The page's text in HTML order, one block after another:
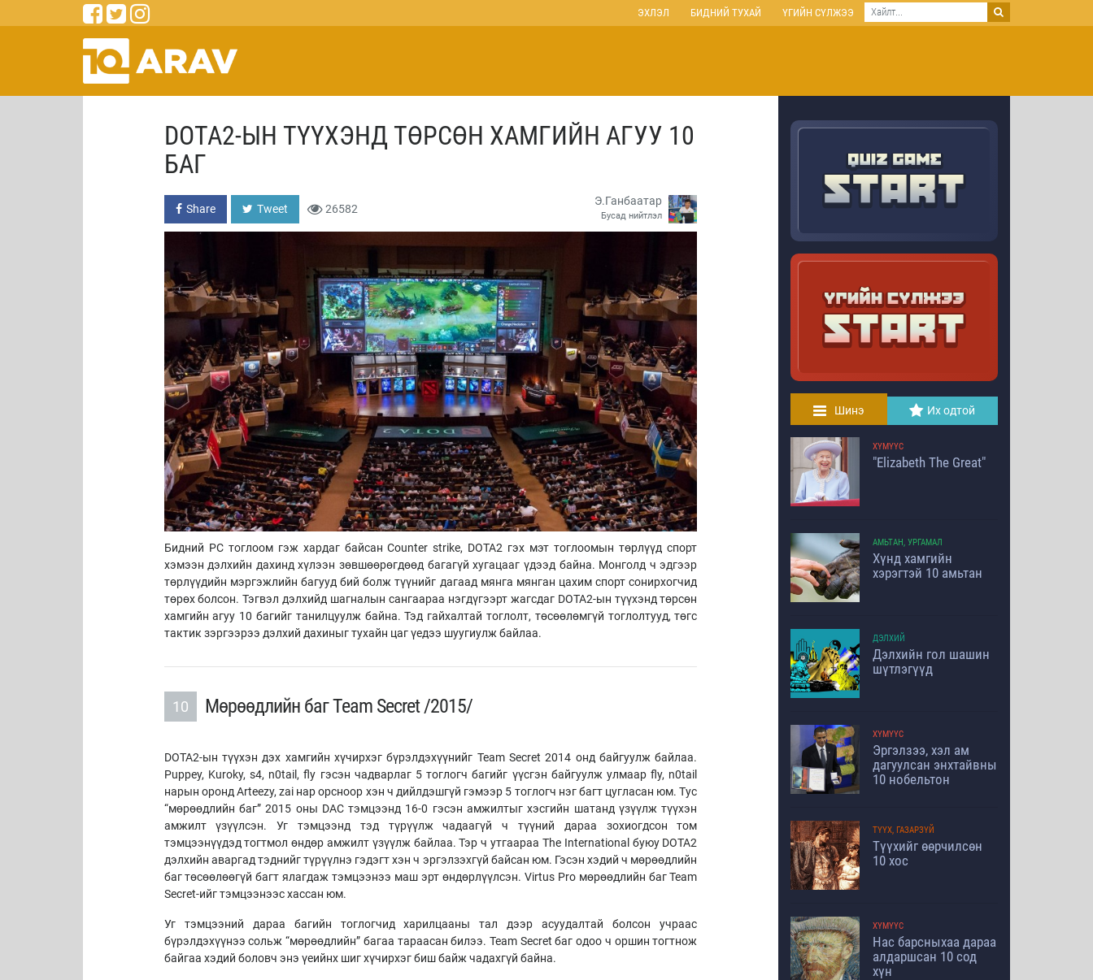
ЭХЛЭЛ БИДНИЙ ТУХАЙ ҮГИЙН СҮЛЖЭЭ
DOTA2-ЫН ТҮҮХЭНД ТӨРСӨН ХАМГИЙН АГУУ 10
БАГ
Share Tweet 26582
Э.Ганбаатар
Бусад нийтлэл
Бидний PC тоглоом гэж хардаг байсан Counter strike, DOTA2 гэх мэт тоглоомын төрлүүд спорт
хэмээн дэлхийн дахинд хүлээн зөвшөөрөгдөөд багагүй хугацааг үдээд байна. Монголд ч эдгээр
төрлүүдийн мэргэжлийн багууд бий болж түүнийг дагаад мянга мянган цахим спорт сонирхогчид
төрөх болсон. Тэгвэл дэлхийд шагналын сангаараа нэгдүгээрт жагсдаг DOTA2-ын түүхэнд төрсөн
хамгийн агуу 10 багийг танилцуулж байна. Тэд гайхалтай тоглолт, төсөөлөмгүй тоглолтууд, төгс
тактик зэргээрээ дэлхий дахиныг тухайн цаг үедээ шуугиулж байлаа.
10 Мөрөөдлийн баг Team Secret /2015/
DOTA2-ын түүхэн дэх хамгийн хүчирхэг бүрэлдэхүүнийг Team Secret 2014 онд байгуулж байлаа.
Puppey, Kuroky, s4, n0tail, fly гэсэн чадварлаг 5 тоглогч багийг үүсгэн байгуулж улмаар fly, n0tail
нарын оронд Arteezy, zai нар орсноор хэн ч дийлдэшгүй гэмээр 5 тоглогч нэг багт цугласан юм. Тус
“мөрөөдлийн баг” 2015 оны DAC тэмцээнд 16-0 гэсэн амжилтыг хэсгийн шатанд үзүүлж түүхэн
амжилт үзүүлсэн. Уг тэмцээнд тэд түрүүлж чадаагүй ч түүний дараа зохиогдсон том
тэмцээнүүдэд тогтмол өндөр амжилт үзүүлж байлаа. Тэр ч утгаараа The International буюу DOTA2
дэлхийн аваргад тэднийг түрүүлнэ гэдэгт хэн ч эргэлзэхгүй байсан юм. Гэсэн хэдий ч мөрөөдлийн
баг төсөөлөөгүй багт ялагдаж тэмцээнээ маш эрт өндөрлүүлсэн. Virtus Pro мөрөөдлийн баг Team
Secret-ийг тэмцээнээс хассан юм.
Уг тэмцээний дараа багийн тоглогчид харилцааны тал дээр асуудалтай болсон учраас
бүрэлдэхүүнээ сольж “мөрөөдлийн” багаа тараасан билээ. Team Secret баг одоо ч оршин тогтнож
байгаа хэдий боловч энэ үеийнх шиг хүчирхэг биш байж чадахгүй байна.
Шинэ Их одтой
ХҮМҮҮС
"Elizabeth The Great"
АМЬТАН, УРГАМАЛ
Хүнд хамгийн
хэрэгтэй 10 амьтан
ДЭЛХИЙ
Дэлхийн гол шашин
шүтлэгүүд
ХҮМҮҮС
Эргэлзээ, хэл ам
дагуулсан энхтайвны
10 нобельтон
ТҮҮХ, ГАЗАРЗҮЙ
Түүхийг өөрчилсөн
10 хос
ХҮМҮҮС
Нас барсныхаа дараа
алдаршсан 10 сод
хүн